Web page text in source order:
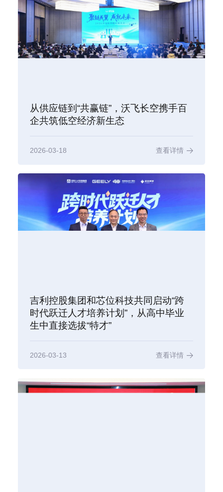
从供应链到“共赢链”，沃飞长空携手百
企共筑低空经济新生态
2026-03-18 查看详情
吉利控股集团和芯位科技共同启动“跨
时代跃迁人才培养计划”，从高中毕业
生中直接选拔“特才”
2026-03-13 查看详情